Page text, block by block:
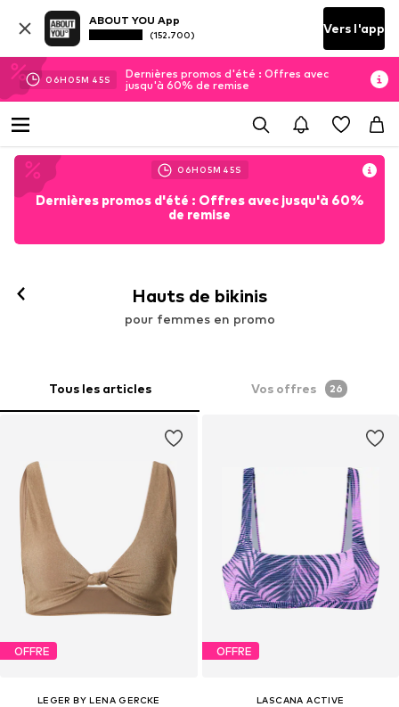
ABOUT YOU App
(152.700) Vers l'app
06H 05M 43S
Dernières promos d'été : Offres avec
jusqu'à 60% de remise
06H 05M 43S
Dernières promos d'été : Offres avec jusqu'à 60%
de remise
Hauts de bikinis
pour femmes en promo
Tous les articles Vos offres 26
OFFRE
LEGER BY LENA GERCKE
OFFRE
LASCANA ACTIVE